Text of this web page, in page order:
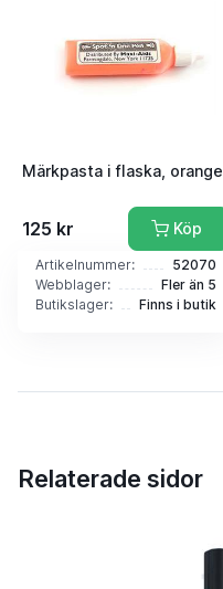
Märkpasta i flaska, orange
125 kr Köp
Artikelnummer:
52070
Webblager:
Fler än 5
Butikslager:
Finns i butik
Relaterade sidor